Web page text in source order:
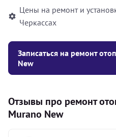
Цены на ремонт и
Черкассах
Записаться на ремонт
New
Отзывы про ремонт
Murano New